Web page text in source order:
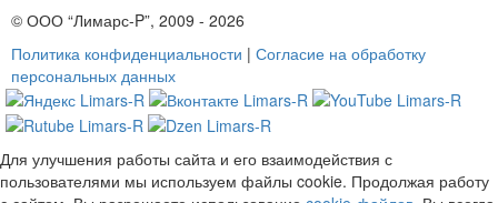
© ООО “Лимарс-P”, 2009 - 2026
Политика конфиденциальности | Согласие на обработку
персональных данных
Для улучшения работы сайта и его взаимодействия с
пользователями мы используем файлы cookie. Продолжая работу